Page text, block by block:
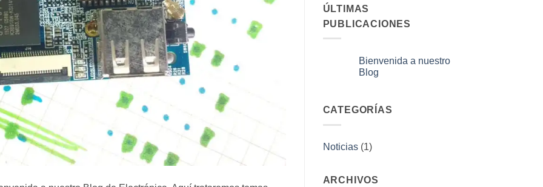
ÚLTIMAS
PUBLICACIONES
Bienvenida a nuestro
Blog
en
Bienvenida
CATEGORÍAS
Noticias(1)
ARCHIVOS